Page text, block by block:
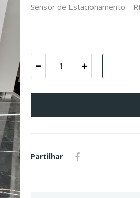
Sensor de Estacionamento –
Partilhar